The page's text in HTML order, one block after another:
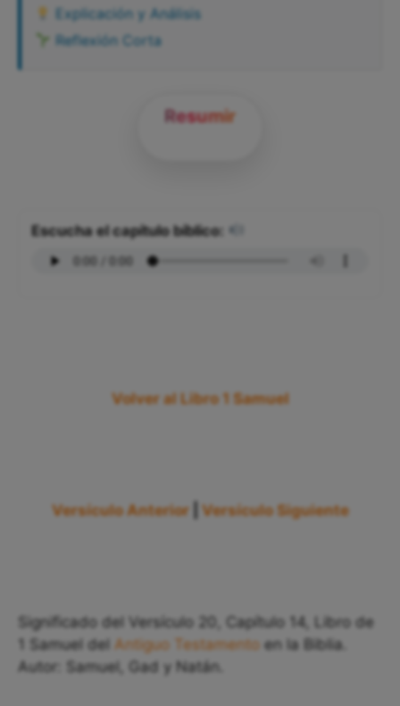
Explicación y Análisis
Reflexión Corta
Resumir
Escucha el capítulo bíblico:
Volver al Libro 1 Samuel
Versículo Anterior Versículo Siguiente
Significado del Versículo 20, Capítulo 14, Libro de
1 Samuel del Antiguo Testamento en la Biblia.
Autor: Samuel, Gad y Natán.